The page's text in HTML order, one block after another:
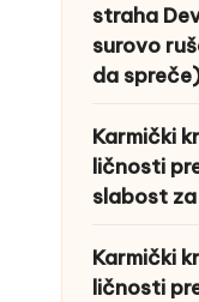
straha
surovo
da
Karmički
ličnosti
slabost
Karmički
ličnosti